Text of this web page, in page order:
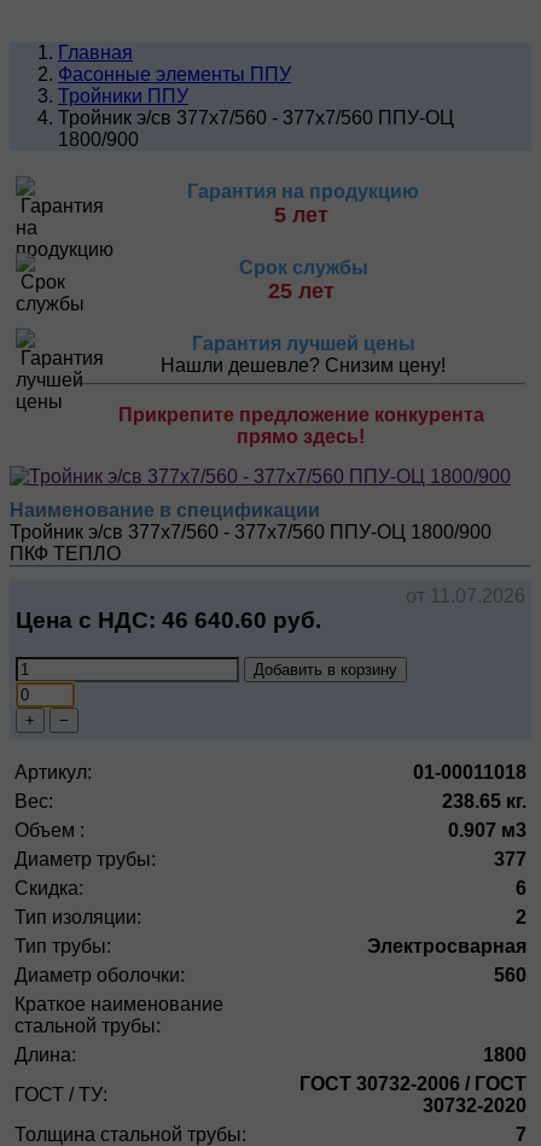
Главная
Фасонные элементы ППУ
Тройники ППУ
Тройник э/св 377х7/560 - 377х7/560 ППУ-ОЦ
1800/900
Гарантия на продукцию
5 лет
Срок службы
25 лет
Гарантия лучшей цены
Нашли дешевле? Снизим цену!
Прикрепите предложение конкурента
прямо здесь!
Наименование в спецификации
Тройник э/св 377х7/560 - 377х7/560 ППУ-ОЦ 1800/900
ПКФ ТЕПЛО
от 11.07.2026
Цена с НДС: 46 640.60 руб.
Добавить в корзину
+ −
Артикул:
01-00011018
Вес:
238.65 кг.
Объем :
0.907 м3
Диаметр трубы:
377
Скидка:
6
Тип изоляции:
2
Тип трубы:
Электросварная
Диаметр оболочки:
560
Краткое наименование
стальной трубы:
Длина:
1800
ГОСТ / ТУ:
ГОСТ 30732-2006 / ГОСТ
30732-2020
Толщина стальной трубы:
7